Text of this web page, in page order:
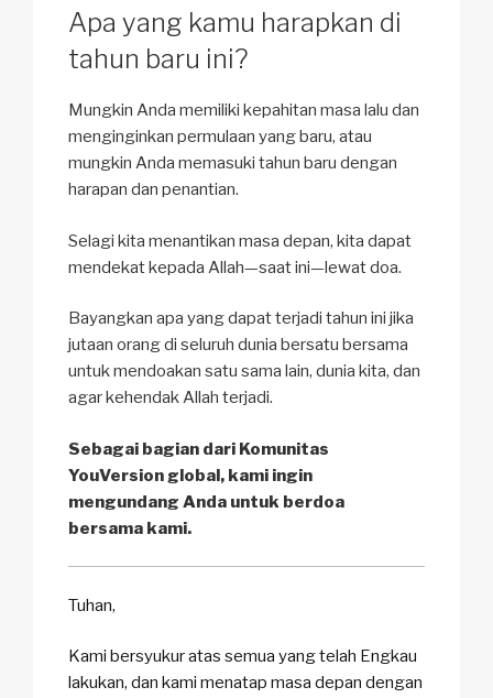
Apa yang kamu harapkan di
tahun baru ini?
Mungkin Anda memiliki kepahitan masa lalu dan
menginginkan permulaan yang baru, atau
mungkin Anda memasuki tahun baru dengan
harapan dan penantian.
Selagi kita menantikan masa depan, kita dapat
mendekat kepada Allah—saat ini—lewat doa.
Bayangkan apa yang dapat terjadi tahun ini jika
jutaan orang di seluruh dunia bersatu bersama
untuk mendoakan satu sama lain, dunia kita, dan
agar kehendak Allah terjadi.
Sebagai bagian dari Komunitas
YouVersion global, kami ingin
mengundang Anda untuk berdoa
bersama kami.
Tuhan,
Kami bersyukur atas semua yang telah Engkau
lakukan, dan kami menatap masa depan dengan